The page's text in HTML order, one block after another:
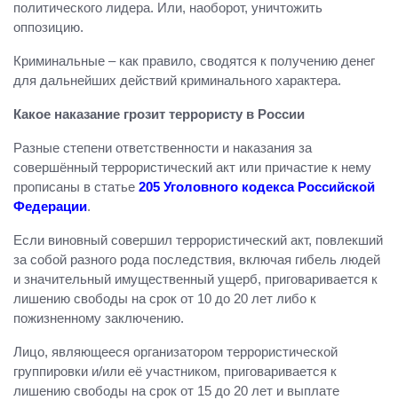
политического лидера. Или, наоборот, уничтожить
оппозицию.
Криминальные – как правило, сводятся к получению денег
для дальнейших действий криминального характера.
Какое наказание грозит террористу в России
Разные степени ответственности и наказания за
совершённый террористический акт или причастие к нему
прописаны в статье 205 Уголовного кодекса Российской
Федерации.
Если виновный совершил террористический акт, повлекший
за собой разного рода последствия, включая гибель людей
и значительный имущественный ущерб, приговаривается к
лишению свободы на срок от 10 до 20 лет либо к
пожизненному заключению.
Лицо, являющееся организатором террористической
группировки и/или её участником, приговаривается к
лишению свободы на срок от 15 до 20 лет и выплате